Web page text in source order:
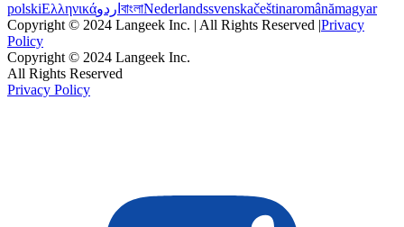
polskiΕλληνικάاردو বাংলাNederlandssvenskačeštinaromânămagyar
Copyright © 2024 Langeek Inc. | All Rights Reserved |Privacy
Policy
Copyright © 2024 Langeek Inc.
All Rights Reserved
Privacy Policy